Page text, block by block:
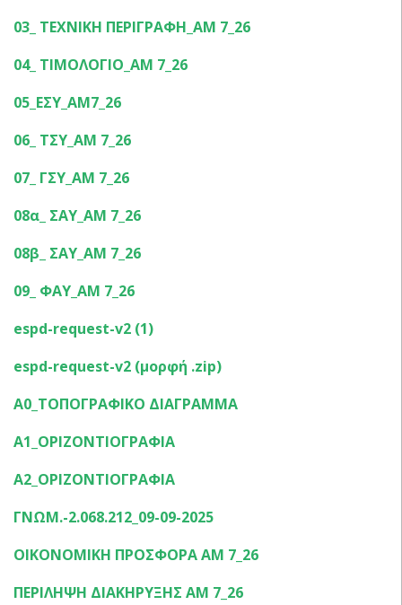
03_ ΤΕΧΝΙΚΗ ΠΕΡΙΓΡΑΦΗ_ΑΜ 7_26
04_ ΤΙΜΟΛΟΓΙΟ_ΑΜ 7_26
05_ΕΣΥ_ΑΜ7_26
06_ ΤΣΥ_ΑΜ 7_26
07_ ΓΣΥ_ΑΜ 7_26
08α_ ΣΑΥ_ΑΜ 7_26
08β_ ΣΑΥ_ΑΜ 7_26
09_ ΦΑΥ_ΑΜ 7_26
espd-request-v2 (1)
espd-request-v2 (μορφή .zip)
Α0_ΤΟΠΟΓΡΑΦΙΚΟ ΔΙΑΓΡΑΜΜΑ
Α1_ΟΡΙΖΟΝΤΙΟΓΡΑΦΙΑ
Α2_ΟΡΙΖΟΝΤΙΟΓΡΑΦΙΑ
ΓΝΩΜ.-2.068.212_09-09-2025
ΟΙΚΟΝΟΜΙΚΗ ΠΡΟΣΦΟΡΑ ΑΜ 7_26
ΠΕΡΙΛΗΨΗ ΔΙΑΚΗΡΥΞΗΣ ΑΜ 7_26